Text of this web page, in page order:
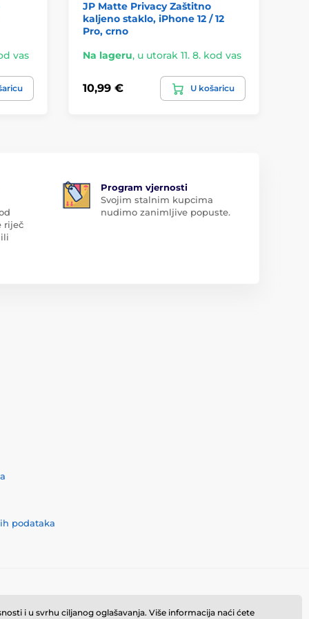
vas
JP Matte Privacy Zaštitno
kaljeno staklo, iPhone 12 / 12
Pro, crno
Na lageru, u utorak 11. 8. kod vas
10,99 € U košaricu
riječ
Program vjernosti
Svojim stalnim kupcima
nudimo zanimljive popuste.
podataka
i u svrhu ciljanog oglašavanja. Više informacija naći ćete